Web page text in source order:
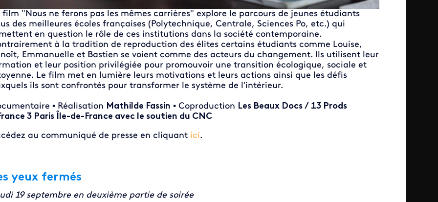
film "Nous ne ferons pas les mêmes carrières" explore le parcours de jeunes étudiants
des meilleures écoles françaises (Polytechnique, Centrale, Sciences Po, etc.) qui
en question le rôle de ces institutions dans la société contemporaine.
à la tradition de reproduction des élites certains étudiants comme Louise,
Emmanuelle et Bastien se voient comme des acteurs du changement. Ils utilisent leur
et leur position privilégiée pour promouvoir une transition écologique, sociale et
Le film met en lumière leurs motivations et leurs actions ainsi que les défis
ils sont confrontés pour transformer le système de l'intérieur.
• Réalisation Mathilde Fassin • Coproduction Les Beaux Docs / 13 Prods
3 Paris Île-de-France avec le soutien du CNC
au communiqué de presse en cliquant ici.
yeux fermés
19 septembre en deuxième partie de soirée